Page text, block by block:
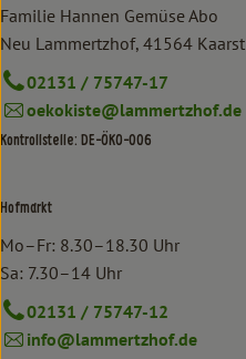
Familie Hannen Gemüse Abo
Neu Lammertzhof, 41564 Kaarst
02131 / 75747-17
oekokiste@lammertzhof.de
Kontrollstelle: DE-ÖKO-006
Hofmarkt
Mo–Fr: 8.30–18.30 Uhr
Sa: 7.30–14 Uhr
02131 / 75747-12
info@lammertzhof.de